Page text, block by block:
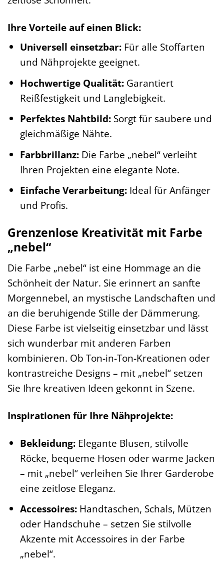
Ihre Vorteile auf einen Blick:
Universell einsetzbar:Für alle Stoffarten
und Nähprojekte geeignet.
Hochwertige Qualität:Garantiert
Reißfestigkeit und Langlebigkeit.
Perfektes Nahtbild:Sorgt für saubere und
gleichmäßige Nähte.
Farbbrillanz:Die Farbe „nebel“ verleiht
Ihren Projekten eine elegante Note.
Einfache Verarbeitung:Ideal für Anfänger
und Profis.
Grenzenlose Kreativität mit Farbe
„nebel“
Die Farbe „nebel“ ist eine Hommage an die
Schönheit der Natur. Sie erinnert an sanfte
Morgennebel, an mystische Landschaften und
an die beruhigende Stille der Dämmerung.
Diese Farbe ist vielseitig einsetzbar und lässt
sich wunderbar mit anderen Farben
kombinieren. Ob Ton-in-Ton-Kreationen oder
kontrastreiche Designs – mit „nebel“ setzen
Sie Ihre kreativen Ideen gekonnt in Szene.
Inspirationen für Ihre Nähprojekte:
Bekleidung:Elegante Blusen, stilvolle
Röcke, bequeme Hosen oder warme Jacken
– mit „nebel“ verleihen Sie Ihrer Garderobe
eine zeitlose Eleganz.
Accessoires:Handtaschen, Schals, Mützen
oder Handschuhe – setzen Sie stilvolle
Akzente mit Accessoires in der Farbe
„nebel“.